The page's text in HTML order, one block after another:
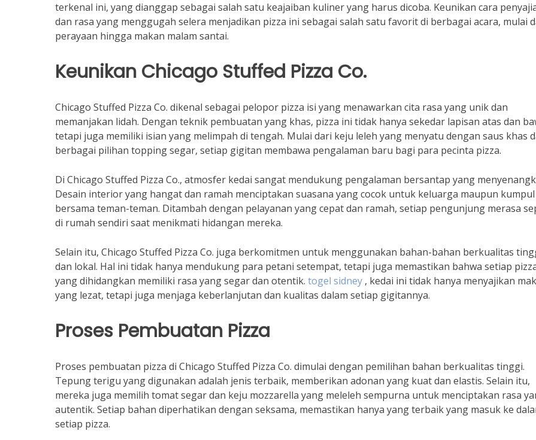
terkenal ini, yang dianggap sebagai salah satu keajaiban kuliner yang harus dicoba. Keunikan cara
dan rasa yang menggugah selera menjadikan pizza ini sebagai salah satu favorit di berbagai acara, mulai
perayaan hingga makan malam santai.
Keunikan Chicago Stuffed Pizza Co.
Chicago Stuffed Pizza Co. dikenal sebagai pelopor pizza isi yang menawarkan cita rasa yang unik dan
memanjakan lidah. Dengan teknik pembuatan yang khas, pizza ini tidak hanya sekedar lapisan atas dan
tetapi juga memiliki isian yang melimpah di tengah. Mulai dari keju leleh yang menyatu dengan saus khas
berbagai pilihan topping segar, setiap gigitan membawa pengalaman baru bagi para pecinta pizza.
Di Chicago Stuffed Pizza Co., atmosfer kedai sangat mendukung pengalaman bersantap yang
Desain interior yang hangat dan ramah menciptakan suasana yang cocok untuk keluarga maupun kumpul
bersama teman-teman. Ditambah dengan pelayanan yang cepat dan ramah, setiap pengunjung merasa
di rumah sendiri saat menikmati hidangan mereka.
Selain itu, Chicago Stuffed Pizza Co. juga berkomitmen untuk menggunakan bahan-bahan berkualitas
dan lokal. Hal ini tidak hanya mendukung para petani setempat, tetapi juga memastikan bahwa setiap
yang dihidangkan memiliki rasa yang segar dan otentik. togel sidney , kedai ini tidak hanya menyajikan
yang lezat, tetapi juga menjaga keberlanjutan dan kualitas dalam setiap gigitannya.
Proses Pembuatan Pizza
Proses pembuatan pizza di Chicago Stuffed Pizza Co. dimulai dengan pemilihan bahan berkualitas tinggi.
Tepung terigu yang digunakan adalah jenis terbaik, memberikan adonan yang kuat dan elastis. Selain itu,
mereka juga memilih tomat segar dan keju mozzarella yang meleleh sempurna untuk menciptakan rasa
autentik. Setiap bahan diperhatikan dengan seksama, memastikan hanya yang terbaik yang masuk ke
setiap pizza.